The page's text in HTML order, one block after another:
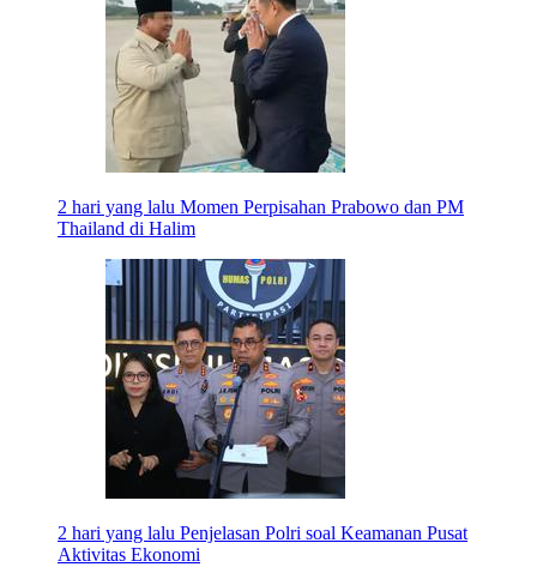
2 hari yang lalu Momen Perpisahan Prabowo dan PM
Thailand di Halim
2 hari yang lalu Penjelasan Polri soal Keamanan Pusat
Aktivitas Ekonomi